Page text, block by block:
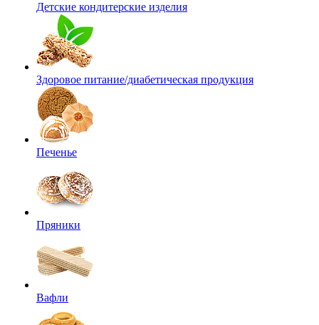
Детские кондитерские изделия
Здоровое питание/диабетическая продукция
Печенье
Пряники
Вафли